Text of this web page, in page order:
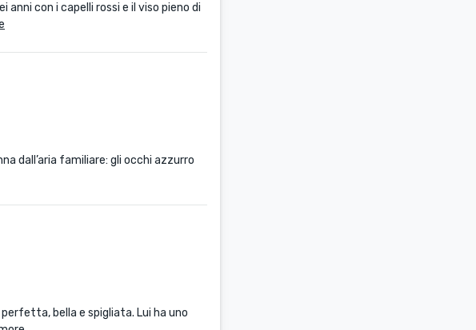
anni con i capelli rossi e il viso pieno di
dall’aria familiare: gli occhi azzurro
bella e spigliata. Lui ha uno